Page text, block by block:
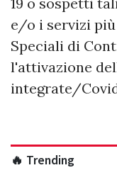
e/o i servizi
Speciali di
l'attivazione
integrate/
🔥 Trending